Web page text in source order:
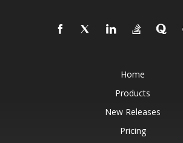
Home
Products
New Releases
Pricing